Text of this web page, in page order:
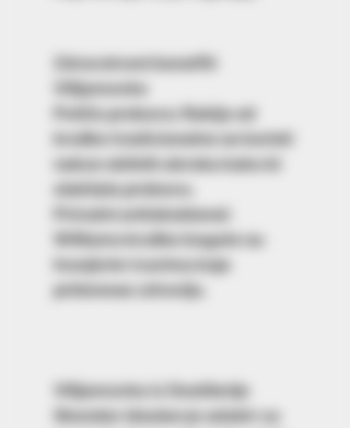
Zdravstveni benefiti
Vilijamovke
Potiče probavu: Rakija od
kruške tradicionalno se koristi
nakon obilnih obroka kako bi
olakšala probavu.
Prirodni antioksidansi:
Williams kruške bogate su
hranjivim tvarima koje
pridonose zdravlju.
Vilijamovka iz Destilerije
Skender
idealan je odabir za